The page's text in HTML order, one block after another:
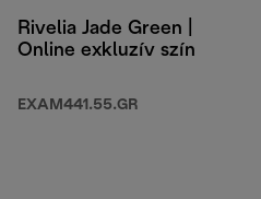
Rivelia Jade Green |
Online exkluzív szín
EXAM441.55.GR